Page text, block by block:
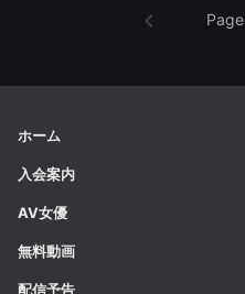
ホーム
入会案内
AV女優
無料動画
配信予告